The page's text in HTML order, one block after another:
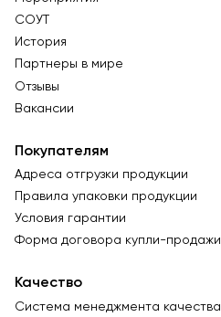
СОУТ
История
Партнеры в мире
Отзывы
Вакансии
Покупателям
Адреса отгрузки продукции
Правила упаковки продукции
Условия гарантии
Форма договора купли-продажи
Качество
Система менеджмента качества